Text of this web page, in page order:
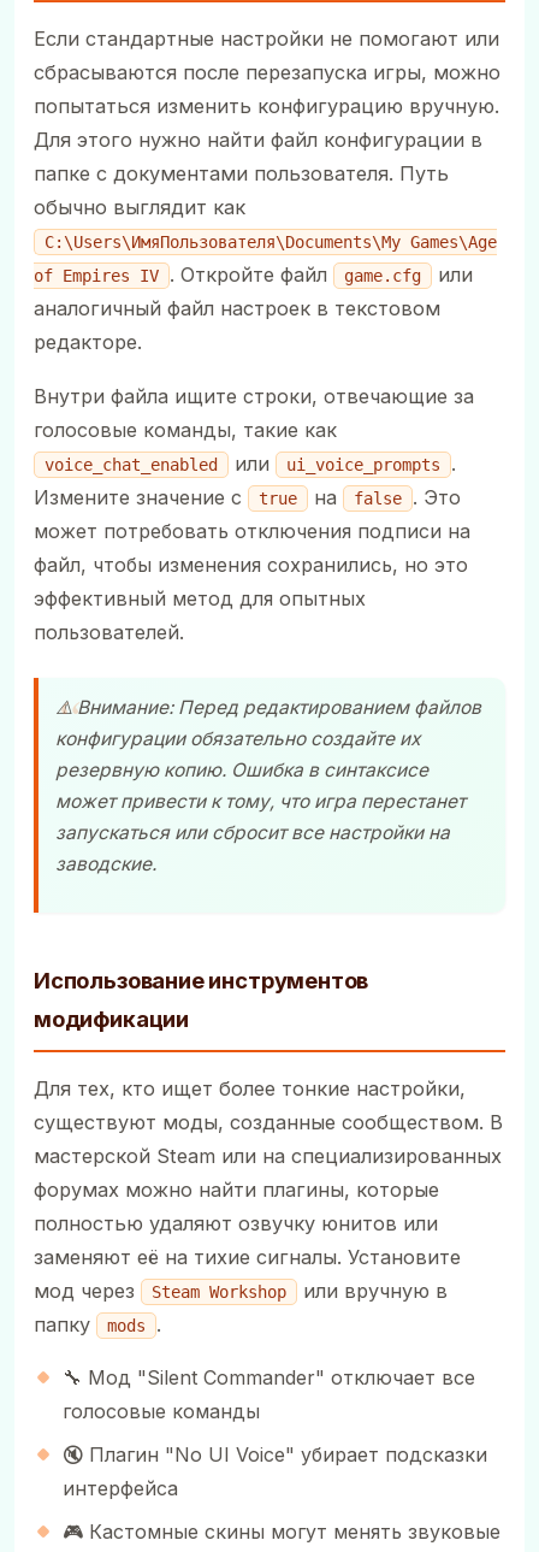
Если стандартные настройки не помогают или
сбрасываются после перезапуска игры, можно
попытаться изменить конфигурацию вручную.
Для этого нужно найти файл конфигурации в
папке с документами пользователя. Путь
обычно выглядит как
C:\Users\ИмяПользователя\Documents\My Games\Age
of Empires IV
. Откройте файл game.cfg
или
аналогичный файл настроек в текстовом
редакторе.
Внутри файла ищите строки, отвечающие за
голосовые команды, такие как
voice_chat_enabled или ui_voice_prompts
.
Измените значение с
true на false
. Это
может потребовать отключения подписи на
файл, чтобы изменения сохранились, но это
эффективный метод для опытных
пользователей.
⚠️ Внимание: Перед редактированием файлов
конфигурации обязательно создайте их
резервную копию. Ошибка в синтаксисе
может привести к тому, что игра перестанет
запускаться или сбросит все настройки на
заводские.
Использование инструментов
модификации
Для тех, кто ищет более тонкие настройки,
существуют моды, созданные сообществом. В
мастерской Steam или на специализированных
форумах можно найти плагины, которые
полностью удаляют озвучку юнитов или
заменяют её на тихие сигналы. Установите
мод через
Steam Workshop
или вручную в
папку
mods .
🔧 Мод "Silent Commander" отключает все
голосовые команды
🔇 Плагин "No UI Voice" убирает подсказки
интерфейса
🎮 Кастомные скины могут менять звуковые